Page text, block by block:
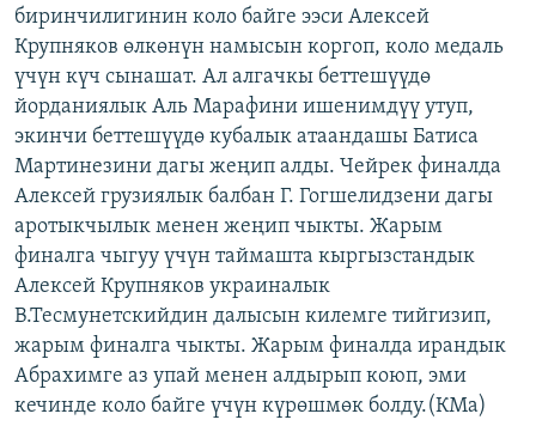
АЗАТТЫК+
ЫҢГАЙСЫЗ СУРООЛОР
ЭЕ/АРнун бардык сайттары
биринчилигинин коло байге ээси Алексей
Крупняков өлкөнүн намысын коргоп, коло медаль
үчүн күч сынашат. Ал алгачкы беттешүүдө
йорданиялык Аль Марафини ишенимдүү утуп,
экинчи беттешүүдө кубалык атаандашы Батиса
Мартинезини дагы жеңип алды. Чейрек финалда
Алексей грузиялык балбан Г. Гогшелидзени дагы
аротыкчылык менен жеңип чыкты. Жарым
финалга чыгуу үчүн таймашта кыргызстандык
Алексей Крупняков украиналык
В.Тесмунетскийдин далысын килемге тийгизип,
жарым финалга чыкты. Жарым финалда ирандык
Абрахимге аз упай менен алдырып коюп, эми
кечинде коло байге үчүн күрөшмөк болду.(КМа)